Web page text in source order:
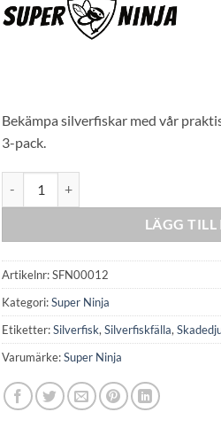
Bekämpa silverfiskar med vår
3-pack.
LÄGG TILL
Artikelnr:SFN00012
Kategori:Super Ninja
Etiketter:Silverfisk, Silverfiskfälla,
Varumärke:Super Ninja